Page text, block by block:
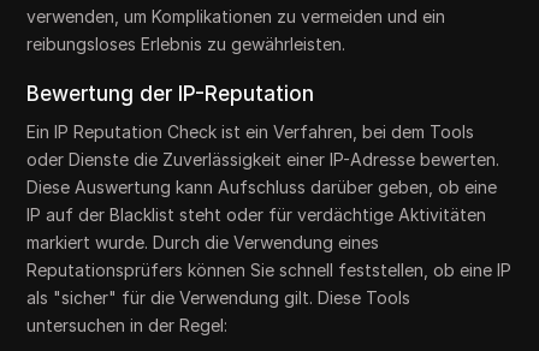
verwenden, um Komplikationen zu vermeiden und ein
reibungsloses Erlebnis zu gewährleisten.
Bewertung der IP-Reputation
Ein IP Reputation Check ist ein Verfahren, bei dem Tools
oder Dienste die Zuverlässigkeit einer IP-Adresse bewerten.
Diese Auswertung kann Aufschluss darüber geben, ob eine
IP auf der Blacklist steht oder für verdächtige Aktivitäten
markiert wurde. Durch die Verwendung eines
Reputationsprüfers können Sie schnell feststellen, ob eine IP
als "sicher" für die Verwendung gilt. Diese Tools
untersuchen in der Regel: